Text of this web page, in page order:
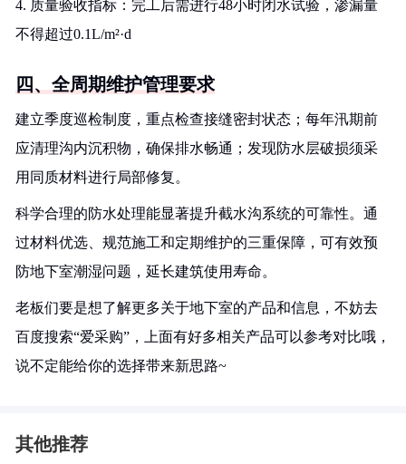
4. 质量验收指标：完工后需进行48小时闭水试验，渗漏量
不得超过0.1L/m²·d
四、全周期维护管理要求
建立季度巡检制度，重点检查接缝密封状态；每年汛期前
应清理沟内沉积物，确保排水畅通；发现防水层破损须采
用同质材料进行局部修复。
科学合理的防水处理能显著提升截水沟系统的可靠性。通
过材料优选、规范施工和定期维护的三重保障，可有效预
防地下室潮湿问题，延长建筑使用寿命。
老板们要是想了解更多关于地下室的产品和信息，不妨去
百度搜索“爱采购”，上面有好多相关产品可以参考对比哦，
说不定能给你的选择带来新思路~
其他推荐